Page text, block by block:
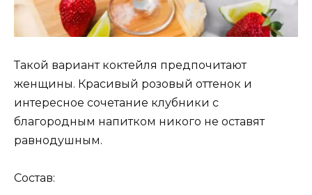
Такой вариант коктейля предпочитают
женщины. Красивый розовый оттенок и
интересное сочетание клубники с
благородным напитком никого не оставят
равнодушным.
Состав: